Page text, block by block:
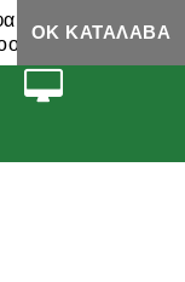
εμπειρία,
ΟΚ ΚΑΤΆΛΑΒΑ